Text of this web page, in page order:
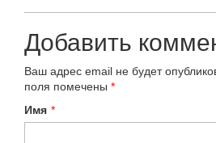
Добавить
Ваш адрес email не будет
поля помечены *
Имя *